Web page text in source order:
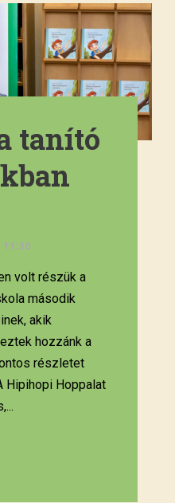
tanító
11:30
volt részük a
második
akik
hozzánk a
részletet
Hipihopi Hoppalat